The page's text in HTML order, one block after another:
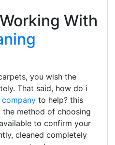
With
you wish the
That said, how do i
to help? this
method of choosing
to confirm your
cleaned completely